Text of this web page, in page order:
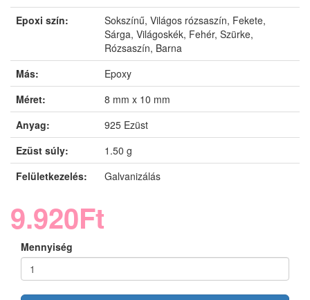
Epoxi szín:
Sokszínű, Világos rózsaszín, Fekete,
Sárga, Világoskék, Fehér, Szürke,
Rózsaszín, Barna
Más:
Epoxy
Méret:
8 mm x 10 mm
Anyag:
925 Ezüst
Ezüst súly:
1.50 g
Felületkezelés:
Galvanizálás
9.920Ft
Mennyiség